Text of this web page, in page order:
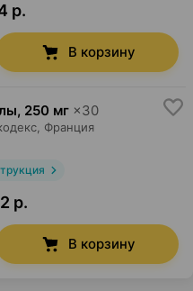
р.
В корзину
, 250 мг ×30
, Франция
р.
В корзину